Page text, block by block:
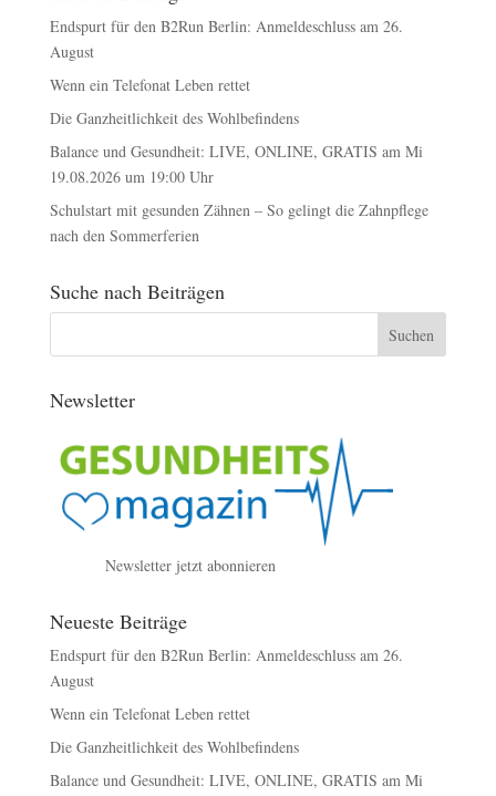
Endspurt für den B2Run Berlin: Anmeldeschluss am 26.
August
Wenn ein Telefonat Leben rettet
Die Ganzheitlichkeit des Wohlbefindens
Balance und Gesundheit: LIVE, ONLINE, GRATIS am Mi
19.08.2026 um 19:00 Uhr
Schulstart mit gesunden Zähnen – So gelingt die Zahnpflege
nach den Sommerferien
Suche nach Beiträgen
Newsletter
Newsletter jetzt abonnieren
Neueste Beiträge
Endspurt für den B2Run Berlin: Anmeldeschluss am 26.
August
Wenn ein Telefonat Leben rettet
Die Ganzheitlichkeit des Wohlbefindens
Balance und Gesundheit: LIVE, ONLINE, GRATIS am Mi